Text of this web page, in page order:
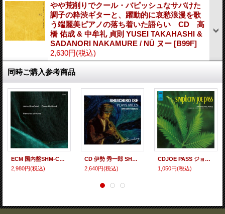
やや荒削りでクール・バピッシュなサバけた
調子の粋渋ギターと、躍動的に哀愁浪漫を歌
う端麗美ピアノの落ち着いた語らい CD 高
橋 佑成 & 中牟礼 貞則 YUSEI TAKAHASHI &
SADANORI NAKAMURE / NŪ ヌー [B99F]
2,630円(税込)
同時ご購入参考商品
ECM 国内盤SHM-CD John Scofield , Dave Holland ジョン・スコフィールド、デイブ・ホランド / Memories of Home
2,980円(税込)
CD 伊勢 秀一郎 SHUICHIRO ISE / PLAYS MILES with 二村 希一 Kiichi Futamura ~ Last Recording
2,640円(税込)
CDJOE PASS ジョー・パス / SIMPLICITY シンプリシティ
1,050円(税込)